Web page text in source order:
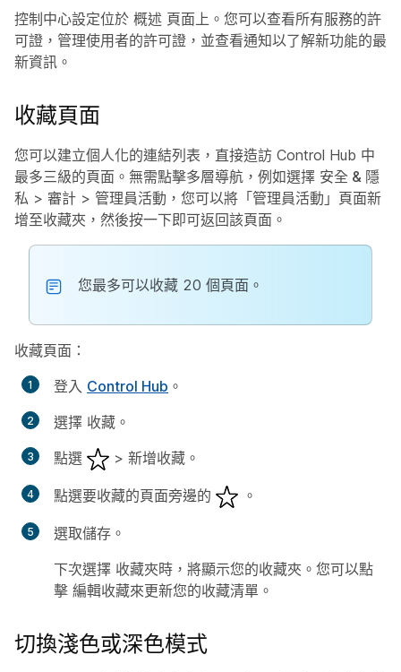
控制中心設定位於 概述 頁面上。您可以查看所有服務的許
可證，管理使用者的許可證，並查看通知以了解新功能的最
新資訊。
收藏頁面
您可以建立個人化的連結列表，直接造訪 Control Hub 中
最多三級的頁面。無需點擊多層導航，例如選擇 安全 & 隱
私 > 審計 > 管理員活動 ，您可以將「管理員活動」頁面新
增至收藏夾，然後按一下即可返回該頁面。
您最多可以收藏 20 個頁面。
收藏頁面：
登入 Control Hub 。
選擇 收藏 。
點選
> 新增收藏 。
點選要收藏的頁面旁邊的 。
選取儲存 。
下次選擇 收藏夾時，將顯示您的收藏夾。您可以點
擊 編輯收藏來更新您的收藏清單。
切換淺色或深色模式